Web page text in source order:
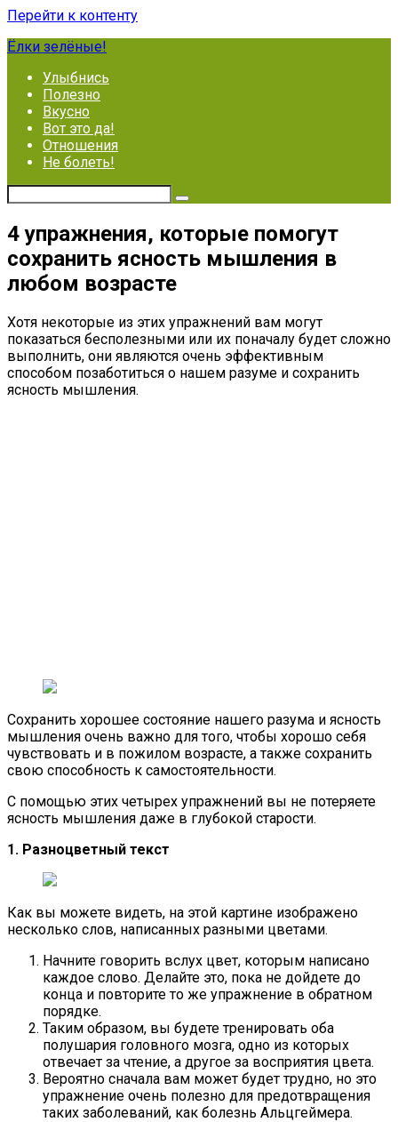
Перейти к контенту
Ёлки зелёные!
Улыбнись
Полезно
Вкусно
Вот это да!
Отношения
Не болеть!
4 упражнения, которые помогут
сохранить ясность мышления в
любом возрасте
Хотя некоторые из этих упражнений вам могут
показаться бесполезными или их поначалу будет сложно
выполнить, они являются очень эффективным
способом позаботиться о нашем разуме и сохранить
ясность мышления.
Сохранить хорошее состояние нашего разума и ясность
мышления очень важно для того, чтобы хорошо себя
чувствовать и в пожилом возрасте, а также сохранить
свою способность к самостоятельности.
С помощью этих четырех упражнений вы не потеряете
ясность мышления даже в глубокой старости.
1. Разноцветный текст
Как вы можете видеть, на этой картине изображено
несколько слов, написанных разными цветами.
Начните говорить вслух цвет, которым написано
каждое слово. Делайте это, пока не дойдете до
конца и повторите то же упражнение в обратном
порядке.
Таким образом, вы будете тренировать оба
полушария головного мозга, одно из которых
отвечает за чтение, а другое за восприятия цвета.
Вероятно сначала вам может будет трудно, но это
упражнение очень полезно для предотвращения
таких заболеваний, как болезнь Альцгеймера.